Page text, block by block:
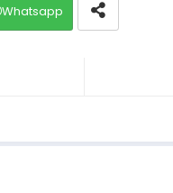
Whatsapp